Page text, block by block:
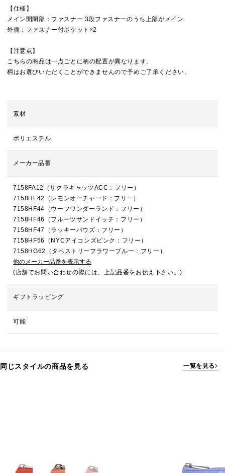
【仕様】
メイン開閉部：ファスナー 3段ファスナーのうち上部がメイン
外側：ファスナー付ポケット×2
【注意点】
こちらの商品は一点ごとに柄の配置が異なります。
柄はお選びいただくことができませんので予めご了承ください。
素材
ポリエステル
メーカー品番
7158FA12（サクラキャッツACC：フリー）
7158HF42（レモンオーチャード：フリー）
7158HF44（ウーフワンダーランド：フリー）
7158HF46（フルーツサンドイッチ：フリー）
7158HF47（ラッキーパウズ：フリー）
7158HF56（NYCアイコンズピンク：フリー）
7158HG62（タペストリーフラワーブルー：フリー）
他のメーカー品番を表示する
(店舗でお問い合わせの際には、上記品番をお伝え下さい。)
ギフトラッピング
可能
同じスタイルの商品を見る 一覧を見る